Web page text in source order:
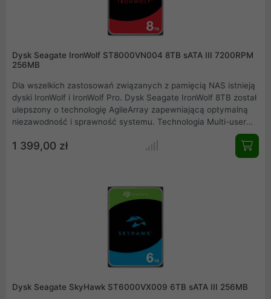
Dysk Seagate IronWolf ST8000VN004 8TB sATA III 7200RPM
256MB
Dla wszelkich zastosowań związanych z pamięcią NAS istnieją
dyski IronWolf i IronWolf Pro. Dysk Seagate IronWolf 8TB został
ulepszony o technologię AgileArray zapewniającą optymalną
niezawodność i sprawność systemu. Technologia Multi-user
pozwalają dyskom IronWolf utrzymywać jakość i rozwijać się
wraz z przedsiębiorstwem. Dysk przystosowany do ciągłej
1 399,00 zł
Dysk Seagate SkyHawk ST6000VX009 6TB sATA III 256MB